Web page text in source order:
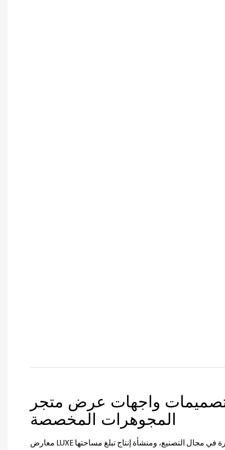
واجهات عرض متجر
المجوهرات المخصصة
معارض LUXE مع ما يقرب من 20 عامًا من الخبرة في مجال التصنيع، ومنشأة إنتاج تبلغ مساحتها